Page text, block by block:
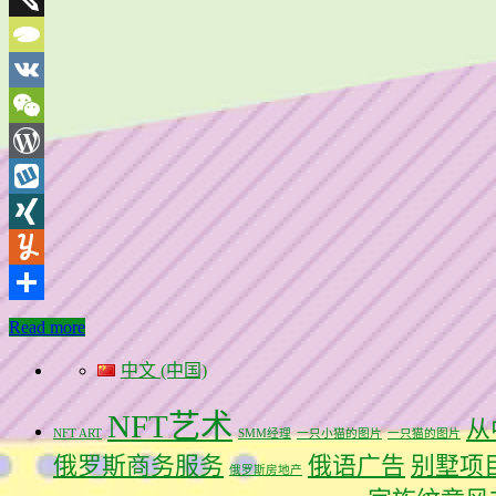
Twiddla
TypePad
VK
WeChat
WordPress
Wykop
XING
Yummly
分
享
Read more
中文 (中国)
NFT ART NFT艺术 SMM经理 一只小猫的图片 一只猫的图片 从
俄罗斯商务服务 俄罗斯房地产 俄语广告 别墅项